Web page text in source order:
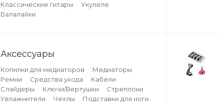
Классические гитары
Укулеле
Балалайки
Аксессуары
Копилки для медиаторов
Медиаторы
Ремни
Средства ухода
Кабели
Слайдеры
Ключи/Вертушки
Стреплоки
Увлажнители
Чехлы
Подставки для ноги